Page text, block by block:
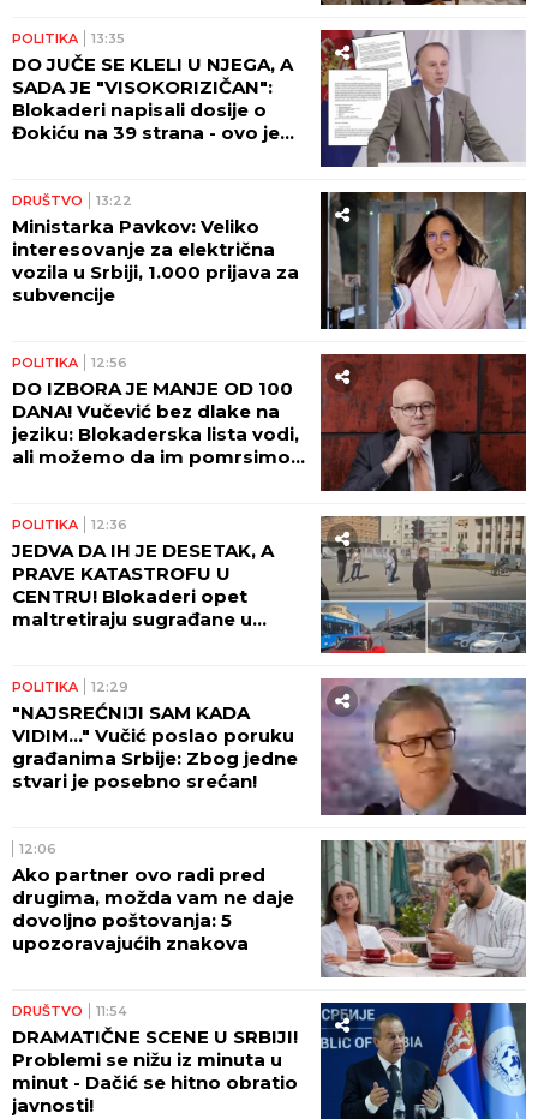
POLITIKA 13:35
DO JUČE SE KLELI U NJEGA, A
SADA JE "VISOKORIZIČAN":
Blokaderi napisali dosije o
Đokiću na 39 strana - ovo je
DRUŠTVO 13:22
Ministarka Pavkov: Veliko
interesovanje za električna
vozila u Srbiji, 1.000 prijava za
subvencije
POLITIKA 12:56
DO IZBORA JE MANJE OD 100
DANA! Vučević bez dlake na
jeziku: Blokaderska lista vodi,
ali možemo da im pomrsimo
POLITIKA 12:36
JEDVA DA IH JE DESETAK, A
PRAVE KATASTROFU U
CENTRU! Blokaderi opet
maltretiraju sugrađane u
POLITIKA 12:29
"NAJSREĆNIJI SAM KADA
VIDIM..." Vučić poslao poruku
građanima Srbije: Zbog jedne
stvari je posebno srećan!
12:06
Ako partner ovo radi pred
drugima, možda vam ne daje
dovoljno poštovanja: 5
upozoravajućih znakova
DRUŠTVO 11:54
DRAMATIČNE SCENE U SRBIJI!
Problemi se nižu iz minuta u
minut - Dačić se hitno obratio
javnosti!